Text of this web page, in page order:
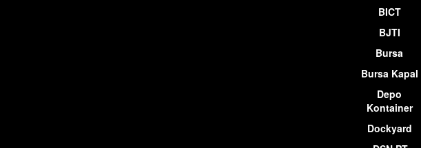
BICT
BJTI
Bursa
Bursa Kapal
Depo
Kontainer
Dockyard